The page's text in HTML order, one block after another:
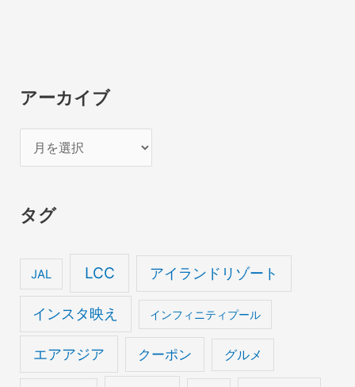
アーカイブ
ー
イ
タグ
JAL LCC アイランドリゾート
インスタ映え インフィニティプール
エアアジア クーポン グルメ